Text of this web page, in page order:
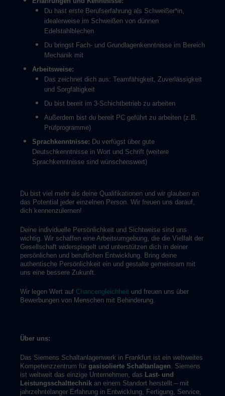
Du hast erste Berufserfahrung als Schweißer*in,
idealerweise im Schweißen von dünnen
Edelstahlblechen
Du bringst Fach- und Grundlagenkenntnisse im Bereich
Mechanik mit
Arbeitsweise:
Das zeichnet dich aus: Teamfähigkeit, Zuverlässigkeit
und Sorgfältigkeit
Du bist bereit im 3-Schichtbetrieb zu arbeiten
Außerdem bist du bereit PC geführt zu arbeiten (z.B.
Prüfprogramme)
Sprachkenntnisse: Du verfügst über gute
Deutschkenntnisse in Wort und Schrift (weitere
Sprachkenntnisse sind wünschenswert)
Du bist viel mehr als deine Qualifikationen und wir glauben an
das Potential jeder einzelnen Person. Wir freuen uns darauf,
dich kennenzulernen!
Deine individuelle Persönlichkeit und Sichtweise sind uns
wichtig. Wir schaffen eine Arbeitsumgebung, die die Vielfalt der
Gesellschaft widerspiegelt und unterstützen dich in deiner
persönlichen und beruflichen Entwicklung. Bring deine
authentische Persönlichkeit ein und gestalte gemeinsam mit
uns eine bessere Zukunft.
Wir legen Wert auf Chancengleichheit und freuen uns über
Bewerbungen von Menschen mit Behinderung.
Über uns:
Das Siemens Schaltanlagenwerk in Frankfurt ist ein weltweites
Kompetenzzentrum für gasisolierte Schaltanlagen. Siemens
ist weltweit das einzige Unternehmen, das Last- und
Leistungsschalttechnik an einem Standort herstellt – mit
jahrzehntelanger Erfahrung in Entwicklung, Fertigung, Service,